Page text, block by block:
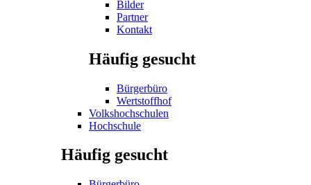
Bilder
Partner
Kontakt
Häufig gesucht
Bürgerbüro
Wertstoffhof
Volkshochschulen
Hochschule
Häufig gesucht